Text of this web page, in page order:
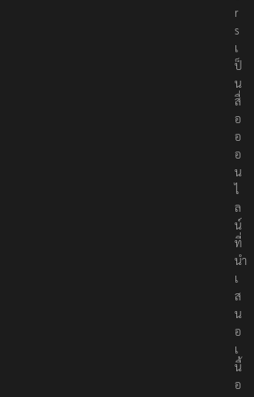
t
e
r
s
เ
ป็
น
สื่
อ
อ
อ
น
ไ
ล
น์
ที่
นำ
เ
ส
น
อ
เ